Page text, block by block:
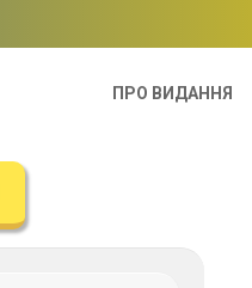
ПРО ВИДАННЯ